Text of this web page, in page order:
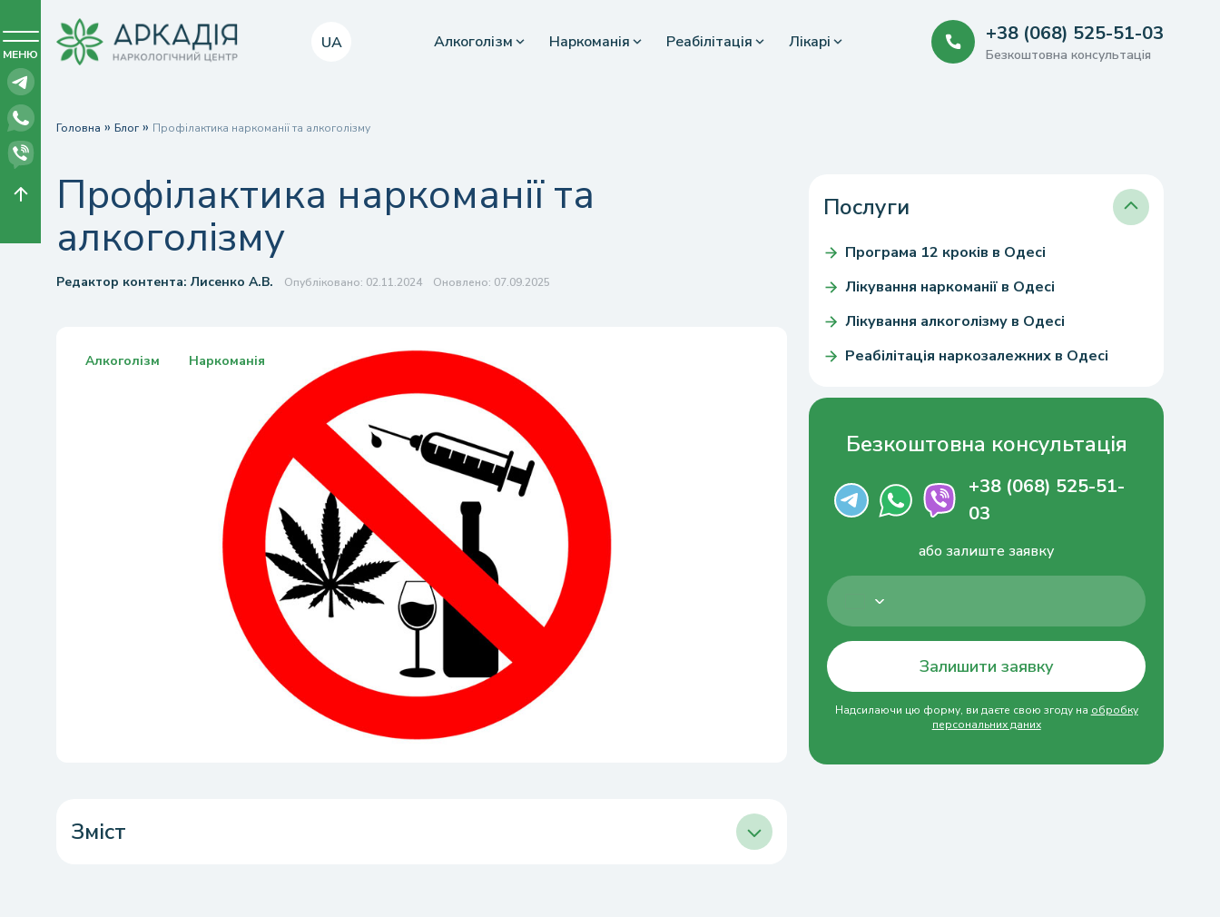
UA Алкоголізм Наркоманія Реабілітація Лікарі +38 (068) 525-51-03
Безкоштовна консультація
МЕНЮ
Головна » Блог » Профілактика наркоманії та алкоголізму
Профілактика наркоманії та
алкоголізму
Редактор контента: Лисенко А.В. Опубліковано: 02.11.2024 Оновлено: 07.09.2025
Алкоголізм Наркоманія
Зміст
Послуги
Програма 12 кроків в Одесі
Лікування наркоманії в Одесі
Лікування алкоголізму в Одесі
Реабілітація наркозалежних в Одесі
Безкоштовна консультація
+38 (068) 525-51-
03
або залиште заявку
Залишити заявку
Надсилаючи цю форму, ви даєте свою згоду на обробку
персональних даних